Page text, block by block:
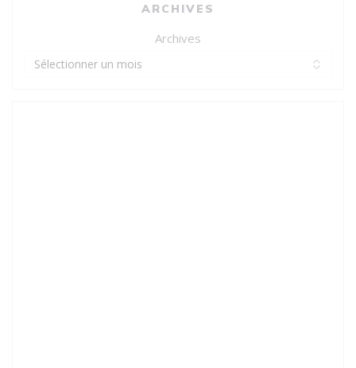
ARCHIVES
Archives